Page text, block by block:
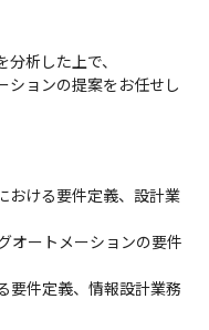
析した上で、
ョンの提案をお任せし
おける要件定義、設計業
オートメーションの要件
要件定義、情報設計業務